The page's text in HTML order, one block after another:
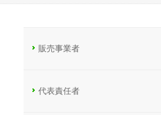
販売事業者
代表責任者